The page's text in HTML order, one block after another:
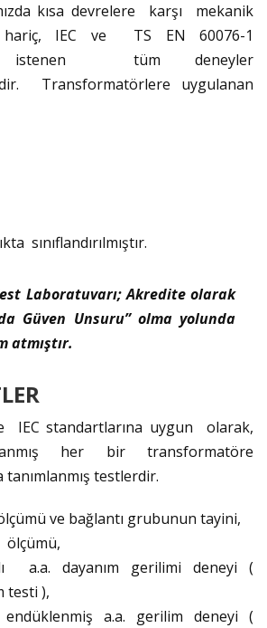
kısa devrelere karşı mekanik
IEC ve TS EN 60076-1
istenen tüm deneyler
Transformatörlere uygulanan
sınıflandırılmıştır.
Laboratuvarı; Akredite olarak
Güven Unsuru” olma yolunda
atmıştır.
IEC standartlarına uygun olarak,
her bir transformatöre
tanımlanmış testlerdir.
ve bağlantı grubunun tayini,
ölçümü,
a.a. dayanım gerilimi deneyi (
testi ),
a.a. gerilim deneyi (